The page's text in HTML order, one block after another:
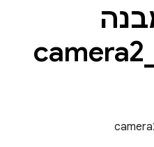
camera2